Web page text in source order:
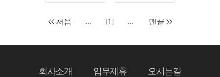
처음 ... [1] ... 맨끝
회사소개 업무제휴 오시는길